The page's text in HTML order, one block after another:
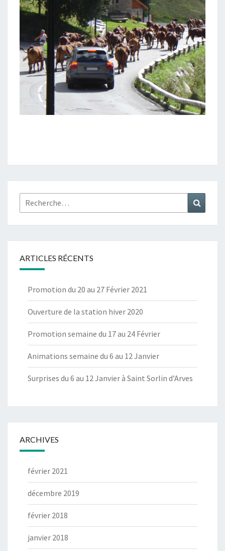
Rechercher :
ARTICLES RÉCENTS
Promotion du 20 au 27 Février 2021
Ouverture de la station hiver 2020
Promotion semaine du 17 au 24 Février
Animations semaine du 6 au 12 Janvier
Surprises du 6 au 12 Janvier à Saint Sorlin d’Arves
ARCHIVES
février 2021
décembre 2019
février 2018
janvier 2018